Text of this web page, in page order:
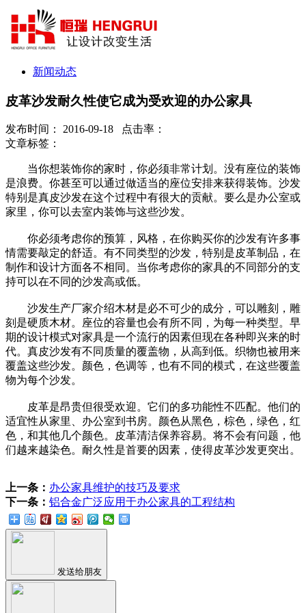
新闻动态
皮革沙发耐久性使它成为受欢迎的办公家具
发布时间： 2016-09-18 点击率：
文章标签：
当你想装饰你的家时，你必须非常计划。没有座位的装饰
是浪费。你甚至可以通过做适当的座位安排来获得装饰。沙发
特别是真皮沙发在这个过程中有很大的贡献。要么是办公室或
家里，你可以去室内装饰与这些沙发。
你必须考虑你的预算，风格，在你购买你的沙发有许多事
情需要敲定的舒适。有不同类型的沙发，特别是皮革制品，在
制作和设计方面各不相同。当你考虑你的家具的不同部分的支
持可以在不同的沙发高或低。
沙发生产厂家介绍木材是必不可少的成分，可以雕刻，雕
刻是硬质木材。座位的容量也会有所不同，为每一种类型。早
期的设计模式对家具是一个流行的因素但现在各种即兴来的时
代。真皮沙发有不同质量的覆盖物，从高到低。织物也被用来
覆盖这些沙发。颜色，色调等，也有不同的模式，在这些覆盖
物为每个沙发。
皮革是昂贵但很受欢迎。它们的多功能性不匹配。他们的
适宜性从家里、办公室到书房。颜色从黑色，棕色，绿色，红
色，和其他几个颜色。皮革清洁保养容易。将不会有问题，他
们越来越染色。耐久性是首要的因素，使得皮革沙发更突出。
上一条： 办公家具维护的技巧及要求
下一条： 铝合金广泛应用于办公家具的工程结构
发送给朋友